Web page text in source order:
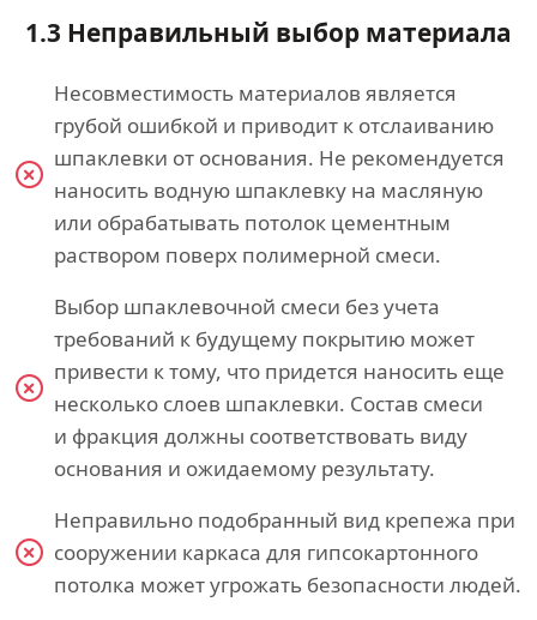
1.3 Неправильный выбор материала
Несовместимость материалов является
грубой ошибкой и приводит к отслаиванию
шпаклевки от основания. Не рекомендуется
наносить водную шпаклевку на масляную
или обрабатывать потолок цементным
раствором поверх полимерной смеси.
Выбор шпаклевочной смеси без учета
требований к будущему покрытию может
привести к тому, что придется наносить еще
несколько слоев шпаклевки. Состав смеси
и фракция должны соответствовать виду
основания и ожидаемому результату.
Неправильно подобранный вид крепежа при
сооружении каркаса для гипсокартонного
потолка может угрожать безопасности людей.